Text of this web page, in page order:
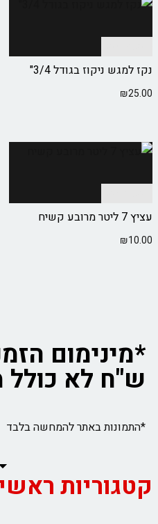
נקז למגש ניקוז בגודל 3/4"
₪25.00
עציץ 7 ליטר מרובע קשיח
₪10.00
ש"ח לא כולל
*התמונות באתר להמחשה בלבד
קטגוריות